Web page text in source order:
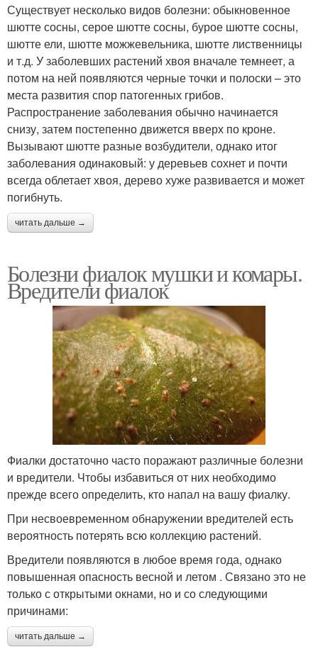
Существует несколько видов болезни: обыкновенное
шютте сосны, серое шютте сосны, бурое шютте сосны,
шютте ели, шютте можжевельника, шютте лиственницы
и т.д. У заболевших растений хвоя вначале темнеет, а
потом на ней появляются черные точки и полоски – это
места развития спор патогенных грибов.
Распространение заболевания обычно начинается
снизу, затем постепенно движется вверх по кроне.
Вызывают шютте разные возбудители, однако итог
заболевания одинаковый: у деревьев сохнет и почти
всегда облетает хвоя, дерево хуже развивается и может
погибнуть.
читать дальше →
Болезни фиалок мушки и комары.
Вредители фиалок
Фиалки достаточно часто поражают различные болезни
и вредители. Чтобы избавиться от них необходимо
прежде всего определить, кто напал на вашу фиалку.
При несвоевременном обнаружении вредителей есть
вероятность потерять всю коллекцию растений.
Вредители появляются в любое время года, однако
повышенная опасность весной и летом . Связано это не
только с открытыми окнами, но и со следующими
причинами:
читать дальше →